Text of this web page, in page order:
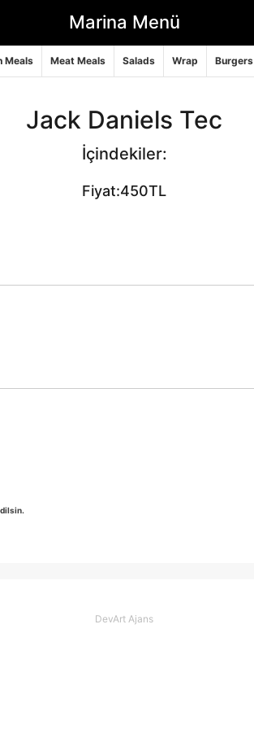
Marina Menü
Meals Meat Meals Salads Wrap Burgers
Jack Daniels Tec
İçindekiler:
Fiyat:450TL
DevArt Ajans